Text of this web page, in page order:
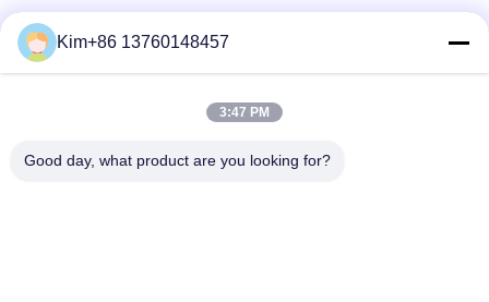
সোশ্যাল মিডিয়া
Kim+86 13760148457
3:47 PM
Good day, what product are you looking for?